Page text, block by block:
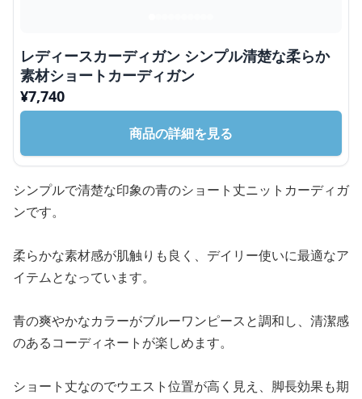
レディースカーディガン シンプル清楚な柔らか
素材ショートカーディガン
¥7,740
商品の詳細を見る
シンプルで清楚な印象の青のショート丈ニットカーディガ
ンです。
柔らかな素材感が肌触りも良く、デイリー使いに最適なア
イテムとなっています。
青の爽やかなカラーがブルーワンピースと調和し、清潔感
のあるコーディネートが楽しめます。
ショート丈なのでウエスト位置が高く見え、脚長効果も期